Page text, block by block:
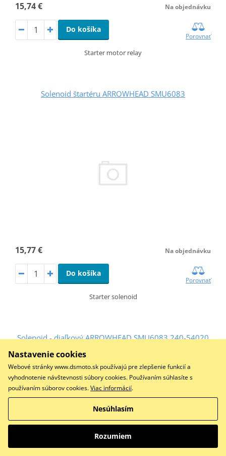
15,74 € Na objednávku
Do košíka
Porovnať
Starter motor relay
Solenoid štartéru ARROWHEAD SMU6083
15,77 € Na objednávku
Do košíka
Porovnať
Starter solenoid
Solenoid - diaľkový ARROWHEAD SMU6083 240-54020
Nastavenie cookies
Webové stránky www.dsmoto.sk používajú pre zlepšenie funkcií a
vyhodnotenie návštevnosti súbory cookies. Používaním súhlasíte s
používaním súborov cookies.Viac informácií.
Nesúhlasím
Rozumiem